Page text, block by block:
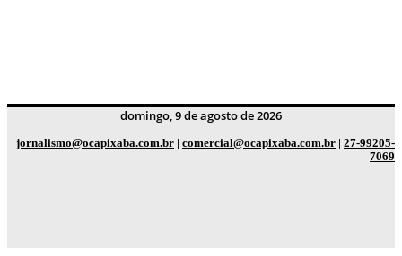
domingo, 9 de agosto de 2026
jornalismo@ocapixaba.com.br | comercial@ocapixaba.com.br | 27-99205-
7069